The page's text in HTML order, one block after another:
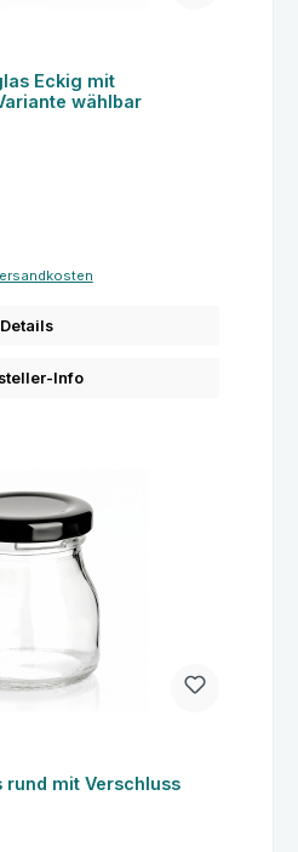
Eckig mit
wählbar
Details
Info
mit Verschluss